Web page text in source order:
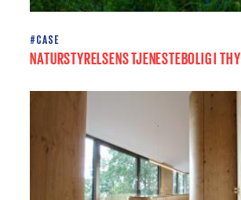
#CASE
NATURSTYRELSENS TJENESTEBOLIG I THY